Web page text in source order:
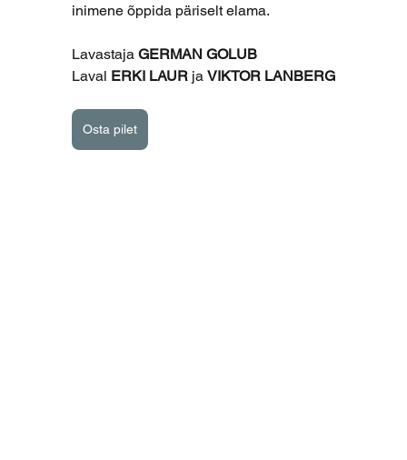
inimene õppida päriselt elama.
Lavastaja GERMAN GOLUB
Laval ERKI LAUR ja VIKTOR LANBERG
Osta pilet